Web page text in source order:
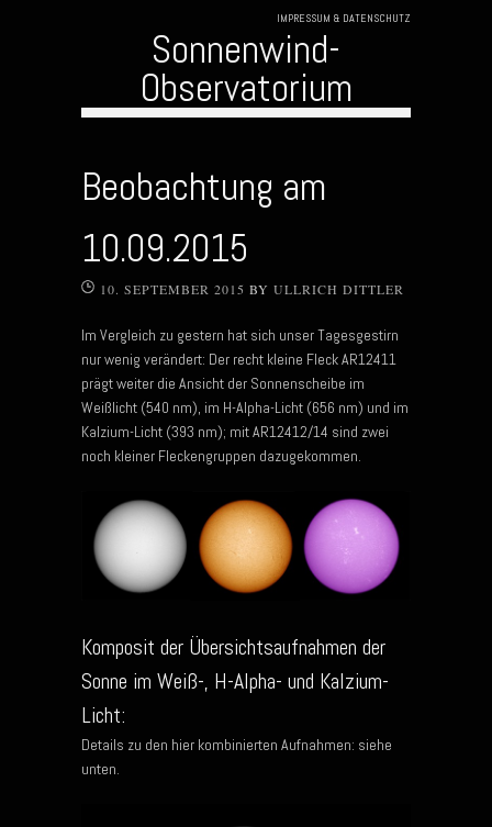
IMPRESSUM & DATENSCHUTZ
Sonnenwind-
Observatorium
Beobachtung am
10.09.2015
10. SEPTEMBER 2015 BY ULLRICH DITTLER
Im Vergleich zu gestern hat sich unser Tagesgestirn
nur wenig verändert: Der recht kleine Fleck AR12411
prägt weiter die Ansicht der Sonnenscheibe im
Weißlicht (540 nm), im H-Alpha-Licht (656 nm) und im
Kalzium-Licht (393 nm); mit AR12412/14 sind zwei
noch kleiner Fleckengruppen dazugekommen.
Komposit der Übersichtsaufnahmen der
Sonne im Weiß-, H-Alpha- und Kalzium-
Licht:
Details zu den hier kombinierten Aufnahmen: siehe
unten.